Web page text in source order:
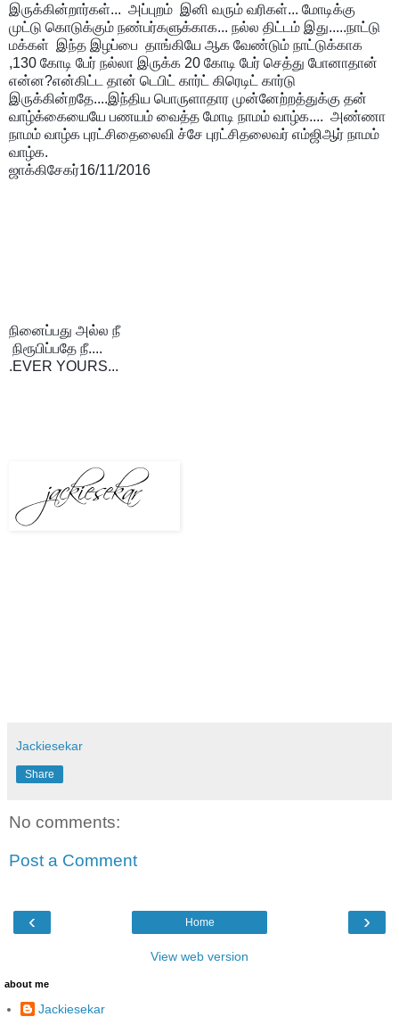
இருக்கின்றார்கள்... அப்புறம்  இனி வரும் வரிகள்... மோடிக்கு
முட்டு கொடுக்கும் நண்பர்களுக்காக... நல்ல திட்டம் இது.....நாட்டு
மக்கள்  இந்த இழப்பை  தாங்கியே ஆக வேண்டும் நாட்டுக்காக
,130 கோடி பேர் நல்லா இருக்க 20 கோடி பேர் செத்து போனாதான்
என்ன?என்கிட்ட தான் டெபிட் கார்ட் கிரெடிட் கார்டு
இருக்கின்றதே....இந்திய பொருளாதார முன்னேற்றத்துக்கு தன்
வாழ்க்கையையே பணயம் வைத்த மோடி நாமம் வாழ்க....  அண்ணா
நாமம் வாழ்க புரட்சிதைலைவி ச்சே புரட்சிதலைவர் எம்ஜிஆர் நாமம்
வாழ்க.
ஜாக்கிசேகர்16/11/2016
நினைப்பது அல்ல நீ
நிரூபிப்பதே நீ....
.EVER YOURS...
Jackiesekar
Share
No comments:
Post a Comment
‹ ›
Home
View web version
about me
Jackiesekar